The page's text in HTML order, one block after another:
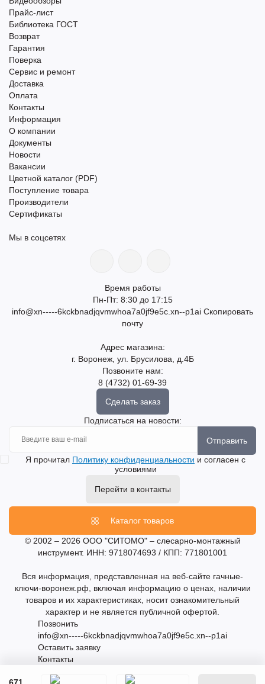
671
Прайс-лист
Библиотека ГОСТ
Возврат
Гарантия
Поверка
Сервис и ремонт
Доставка
Оплата
Контакты
Информация
О компании
Документы
Новости
Вакансии
Цветной каталог (PDF)
Поступление товара
Производители
Сертификаты
Мы в соцсетях
Время работы
Пн-Пт: 8:30 до 17:15
info@xn-----6kckbnadjqvmwhoa7a0jf9e5c.xn--p1ai Скопировать
почту
Адрес магазина:
г. Воронеж, ул. Брусилова, д.4Б
Позвоните нам:
8 (4732) 01-69-39
Сделать заказ
Подписаться на новости:
Отправить
Я прочитал Политику конфиденциальности и согласен с
условиями
Перейти в контакты
Каталог товаров
© 2002 – 2026 ООО "СИТОМО" – слесарно-монтажный
инструмент. ИНН: 9718074693 / КПП: 771801001
Вся информация, представленная на веб-сайте гачные-
ключи-воронеж.рф, включая информацию о ценах, наличии
товаров и их характеристиках, носит ознакомительный
характер и не является публичной офертой.
Позвонить
info@xn-----6kckbnadjqvmwhoa7a0jf9e5c.xn--p1ai
Оставить заявку
Контакты